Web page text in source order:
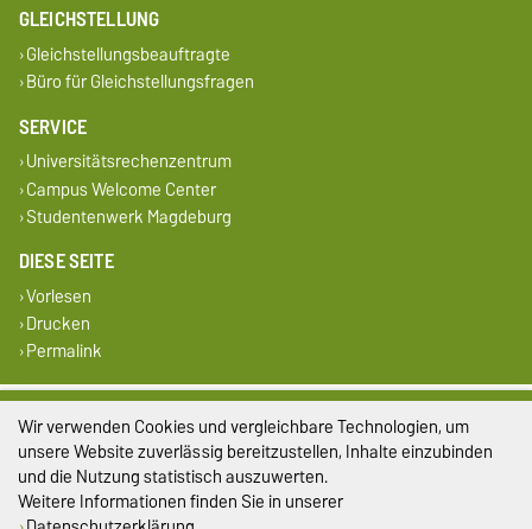
GLEICHSTELLUNG
Gleichstellungsbeauftragte
Büro für Gleichstellungsfragen
SERVICE
Universitätsrechenzentrum
Campus Welcome Center
Studentenwerk Magdeburg
DIESE SEITE
Vorlesen
Drucken
Permalink
Impressum
Datenschutz
Barrierefreiheit
Wir verwenden Cookies und vergleichbare Technologien, um
unsere Website zuverlässig bereitzustellen, Inhalte einzubinden
und die Nutzung statistisch auszuwerten.
Weitere Informationen finden Sie in unserer